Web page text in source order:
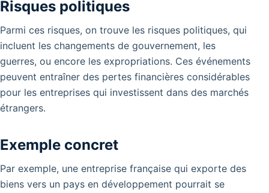
Risques politiques
Parmi ces risques, on trouve les risques politiques, qui
incluent les changements de gouvernement, les
guerres, ou encore les expropriations. Ces événements
peuvent entraîner des pertes financières considérables
pour les entreprises qui investissent dans des marchés
étrangers.
Exemple concret
Par exemple, une entreprise française qui exporte des
biens vers un pays en développement pourrait se